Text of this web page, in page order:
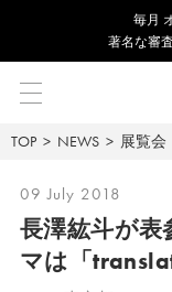
毎⽉
著名な審
TOP NEWS 展覧会
09 July 2018
長澤紘斗が表
マは「